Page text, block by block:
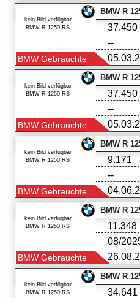
kein Bild verfügbar
BMW R 1250 RS
BMW R
BMW Gebrauchte
37.450
--
kein Bild verfügbar
BMW R 1250 RS
BMW R
BMW Gebrauchte
37.450
--
kein Bild verfügbar
BMW R 1250 RS
BMW R
BMW Gebrauchte
9.171
--
kein Bild verfügbar
BMW R 1250 RS
BMW R
BMW Gebrauchte
11.348
08/
kein Bild verfügbar
BMW R 1250 RS
BMW R
34.641